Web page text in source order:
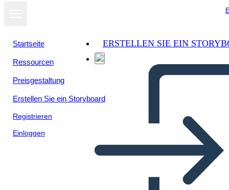
Startseite
Ressourcen
Preisgestaltung
Erstellen Sie ein Storyboard
Registrieren
Einloggen
ERSTELLEN SIE EIN